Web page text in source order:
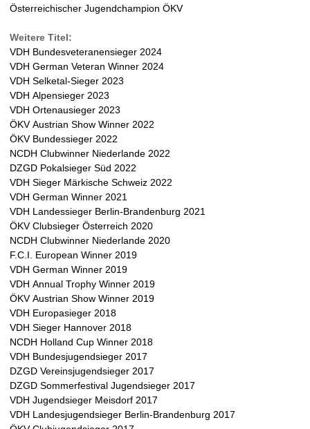
D
a
l
m
a
t
i
n
e
r
w
e
l
p
e
Österreichischer Jugendchampion ÖKV
Weitere Titel:
VDH Bundesveteranensieger 2024
VDH German Veteran Winner 2024
VDH Selketal-Sieger 2023
VDH Alpensieger 2023
VDH Ortenausieger 2023
ÖKV Austrian Show Winner 2022
ÖKV Bundessieger 2022
NCDH Clubwinner Niederlande 2022
DZGD Pokalsieger Süd 2022
VDH Sieger Märkische Schweiz 2022
VDH German Winner 2021
VDH Landessieger Berlin-Brandenburg 2021
ÖKV Clubsieger Österreich 2020
NCDH Clubwinner Niederlande 2020
F.C.I. European Winner 2019
VDH German Winner 2019
VDH Annual Trophy Winner 2019
ÖKV Austrian Show Winner 2019
VDH Europasieger 2018
VDH Sieger Hannover 2018
NCDH Holland Cup Winner 2018
VDH Bundesjugendsieger 2017
DZGD Vereinsjugendsieger 2017
DZGD Sommerfestival Jugendsieger 2017
VDH Jugendsieger Meisdorf 2017
VDH Landesjugendsieger Berlin-Brandenburg 2017